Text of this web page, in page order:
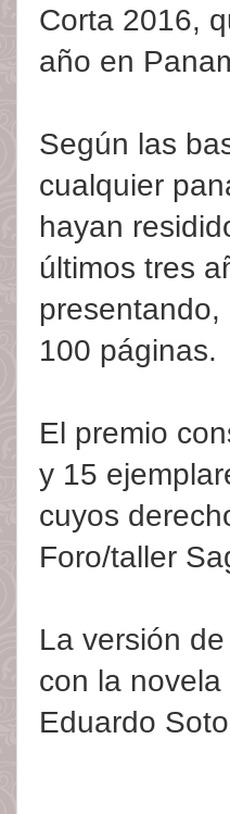
Corta 2016,
año en
Según las
cualquier
hayan
últimos tres
100 páginas.
El premio
y 15
cuyos
Foro/taller
La versión
con la novela
Eduardo